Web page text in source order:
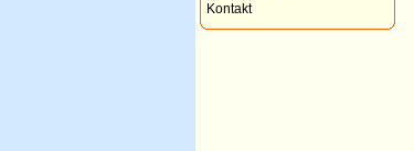
Kontakt